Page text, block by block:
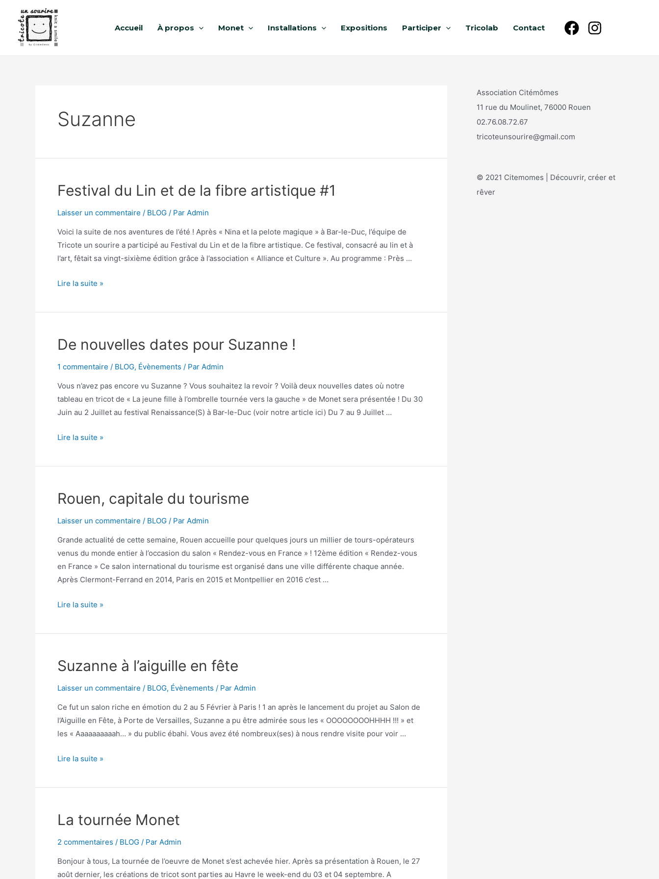
Accueil À propos Monet Installations Expositions Participer Tricolab Contact
Suzanne
Festival du Lin et de la fibre artistique #1
Laisser un commentaire / BLOG / Par Admin
Voici la suite de nos aventures de l’été ! Après « Nina et la pelote magique » à Bar-le-Duc, l’équipe de
Tricote un sourire a participé au Festival du Lin et de la fibre artistique. Ce festival, consacré au lin et à
l’art, fêtait sa vingt-sixième édition grâce à l’association « Alliance et Culture ». Au programme : Près …
Lire la suite »
De nouvelles dates pour Suzanne !
1 commentaire / BLOG, Évènements / Par Admin
Vous n’avez pas encore vu Suzanne ? Vous souhaitez la revoir ? Voilà deux nouvelles dates où notre
tableau en tricot de « La jeune fille à l’ombrelle tournée vers la gauche » de Monet sera présentée ! Du 30
Juin au 2 Juillet au festival Renaissance(S) à Bar-le-Duc (voir notre article ici) Du 7 au 9 Juillet …
Lire la suite »
Rouen, capitale du tourisme
Laisser un commentaire / BLOG / Par Admin
Grande actualité de cette semaine, Rouen accueille pour quelques jours un millier de tours-opérateurs
venus du monde entier à l’occasion du salon « Rendez-vous en France » ! 12ème édition « Rendez-vous
en France » Ce salon international du tourisme est organisé dans une ville différente chaque année.
Après Clermont-Ferrand en 2014, Paris en 2015 et Montpellier en 2016 c’est …
Lire la suite »
Suzanne à l’aiguille en fête
Laisser un commentaire / BLOG, Évènements / Par Admin
Ce fut un salon riche en émotion du 2 au 5 Février à Paris ! 1 an après le lancement du projet au Salon de
l’Aiguille en Fête, à Porte de Versailles, Suzanne a pu être admirée sous les « OOOOOOOOHHHH !!! » et
les « Aaaaaaaaaah… » du public ébahi. Vous avez été nombreux(ses) à nous rendre visite pour voir …
Lire la suite »
La tournée Monet
2 commentaires / BLOG / Par Admin
Bonjour à tous, La tournée de l’oeuvre de Monet s’est achevée hier. Après sa présentation à Rouen, le 27
août dernier, les créations de tricot sont parties au Havre le week-end du 03 et 04 septembre. A
Association Citémômes
11 rue du Moulinet, 76000 Rouen
02.76.08.72.67
tricoteunsourire@gmail.com
© 2021 Citemomes | Découvrir, créer et
rêver